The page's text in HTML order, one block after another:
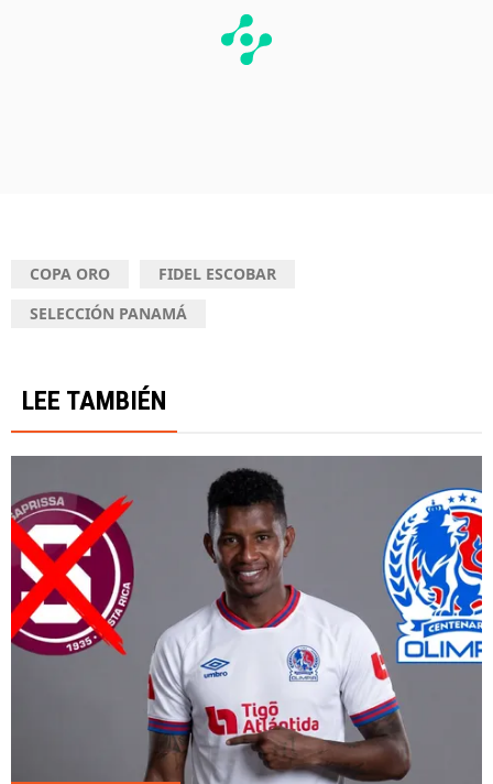
COPA ORO
FIDEL ESCOBAR
SELECCIÓN PANAMÁ
LEE TAMBIÉN